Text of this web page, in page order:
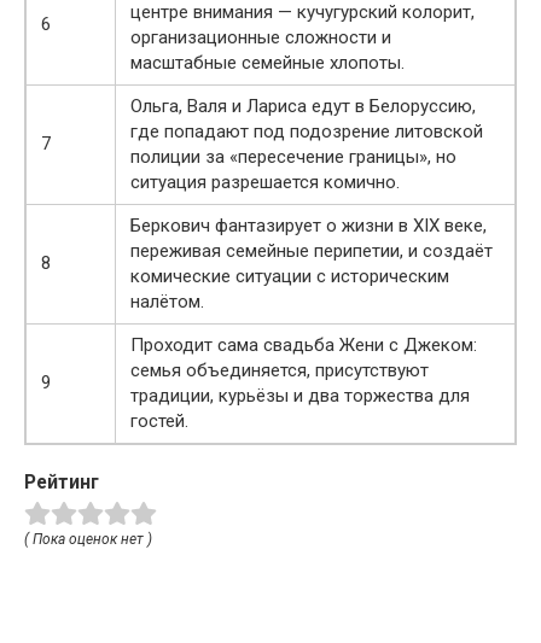
6
центре внимания — кучугурский колорит,
организационные сложности и
масштабные семейные хлопоты.
7
Ольга, Валя и Лариса едут в Белоруссию,
где попадают под подозрение литовской
полиции за «пересечение границы», но
ситуация разрешается комично.
8
Беркович фантазирует о жизни в XIX веке,
переживая семейные перипетии, и создаёт
комические ситуации с историческим
налётом.
9
Проходит сама свадьба Жени с Джеком:
семья объединяется, присутствуют
традиции, курьёзы и два торжества для
гостей.
Рейтинг
( Пока оценок нет )